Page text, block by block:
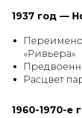
1937 год —
«Ривьера»
Расцвет
1960-1970-е